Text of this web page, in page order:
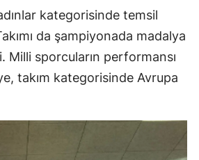
kategorisinde temsil
da şampiyonada madalya
Milli sporcuların performansı
takım kategorisinde Avrupa